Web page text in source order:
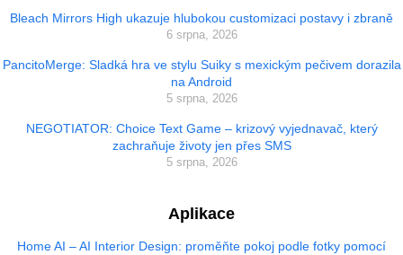
Bleach Mirrors High ukazuje hlubokou customizaci postavy i zbraně
6 srpna, 2026
PancitoMerge: Sladká hra ve stylu Suiky s mexickým pečivem dorazila
na Android
5 srpna, 2026
NEGOTIATOR: Choice Text Game – krizový vyjednavač, který
zachraňuje životy jen přes SMS
5 srpna, 2026
Aplikace
Home AI – AI Interior Design: proměňte pokoj podle fotky pomocí